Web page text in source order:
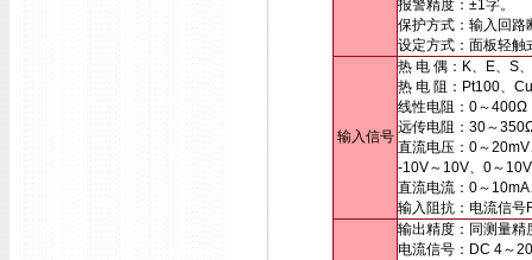
报警精度：±1字。
保护方式：输入回路
设定方式：面板轻触
输入信号
热 电 偶：K、E、S
热 电 阻：Pt100、
线性电阻：0～400Ω
远传电阻：30～
直流电压：0～
-10V～10V、0～
直流电流：0～
输入阻抗：电流信
输出精度：同测量精
电流信号：DC 4～